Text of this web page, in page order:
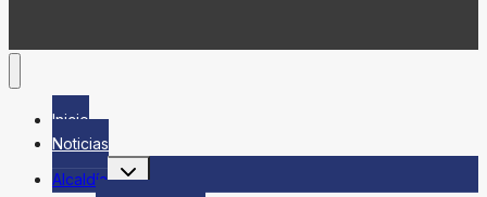
Inicio
Noticias
Alcaldía
Alternar
menú